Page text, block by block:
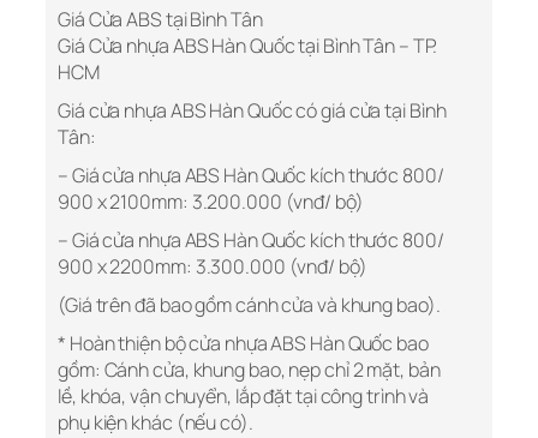
Giá Cửa ABS tại Bình Tân
Giá Cửa nhựa ABS Hàn Quốc tại Bình Tân – TP.
HCM
Giá cửa nhựa ABS Hàn Quốc có giá cửa tại Bình
Tân:
– Giá cửa nhựa ABS Hàn Quốc kích thước 800/
900 x 2100mm: 3.200.000 (vnđ/ bộ)
– Giá cửa nhựa ABS Hàn Quốc kích thước 800/
900 x 2200mm: 3.300.000 (vnđ/ bộ)
(Giá trên đã bao gồm cánh cửa và khung bao).
* Hoàn thiện bộ cửa nhựa ABS Hàn Quốc bao
gồm: Cánh cửa, khung bao, nẹp chỉ 2 mặt, bản
lề, khóa, vận chuyển, lắp đặt tại công trình và
phụ kiện khác (nếu có).